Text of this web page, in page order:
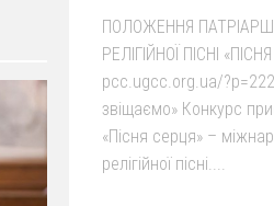
ПОЛОЖЕННЯ
РЕЛІГІЙНОЇ ПІСНІ
pcc.ugcc.org.ua/
звіщаємо» Конкурс
«Пісня серця» –
релігійної пісні....